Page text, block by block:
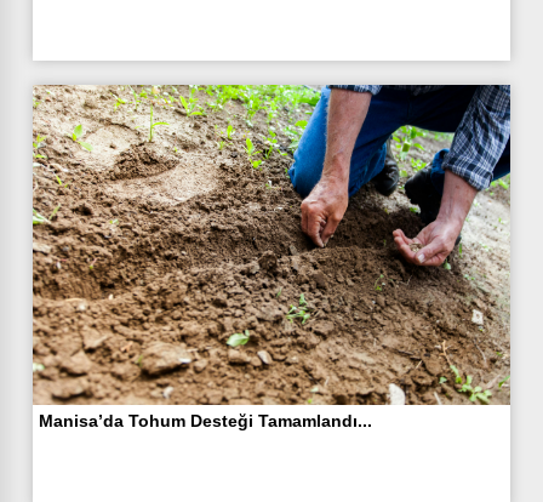
Manisa’da Tohum Desteği Tamamlandı...